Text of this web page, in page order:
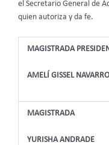
el Secretario General de
quien autoriza y da fe.
MAGISTRADA
AMELÍ GISSEL
MAGISTRADA
YURISHA ANDRADE